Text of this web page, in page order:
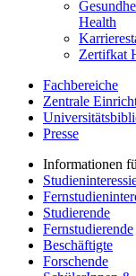
Health
Zertifkat
Fachbereiche
Zentrale
Presse
Informationen
Studierende
Fernstudierende
Beschäftigte
Forschende